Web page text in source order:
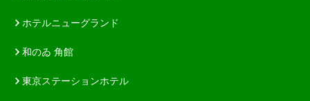
ホテルニューグランド
和のゐ 角館
東京ステーションホテル